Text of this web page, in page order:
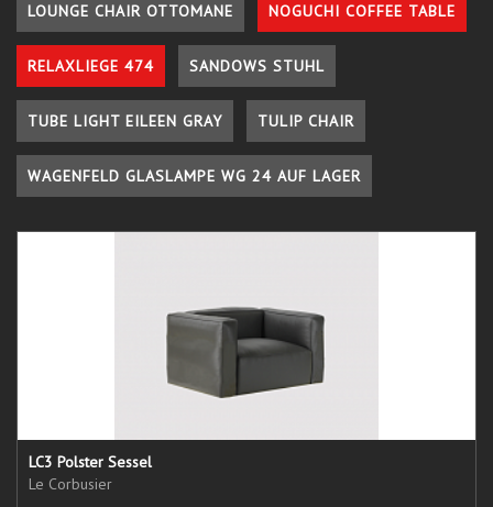
LOUNGE CHAIR OTTOMANE NOGUCHI COFFEE TABLE
RELAXLIEGE 474 SANDOWS STUHL
TUBE LIGHT EILEEN GRAY TULIP CHAIR
WAGENFELD GLASLAMPE WG 24 AUF LAGER
LC3 Polster Sessel
Le Corbusier